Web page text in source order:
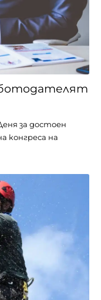
за достоен
конгреса на